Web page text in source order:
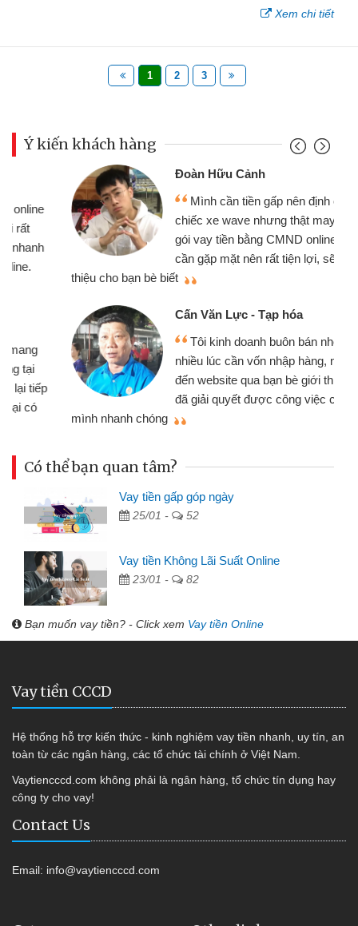
Xem chi tiết
1 2 3
Ý kiến khách hàng
Đoàn Hữu Cảnh
Mình cần tiền gấp nên định cầm cố
chiếc xe wave nhưng thật may đã có
gói vay tiền bằng CMND online không
cần gặp mặt nên rất tiện lợi, sẽ giới
thiệu cho bạn bè biết
Cấn Văn Lực - Tạp hóa
Tôi kinh doanh buôn bán nhỏ lẻ
nhiều lúc cần vốn nhập hàng, nhờ biết
đến website qua bạn bè giới thiệu tôi
đã giải quyết được công việc của
mình nhanh chóng
Có thể bạn quan tâm?
Vay tiền gấp góp ngày
25/01 - 52
Vay tiền Không Lãi Suất Online
23/01 - 82
Bạn muốn vay tiền? - Click xem Vay tiền Online
Vay tiền CCCD
Hệ thống hỗ trợ kiến thức - kinh nghiệm vay tiền nhanh, uy tín, an
toàn từ các ngân hàng, các tổ chức tài chính ở Việt Nam.
Vaytiencccd.com không phải là ngân hàng, tổ chức tín dụng hay
công ty cho vay!
Contact Us
Email: info@vaytiencccd.com